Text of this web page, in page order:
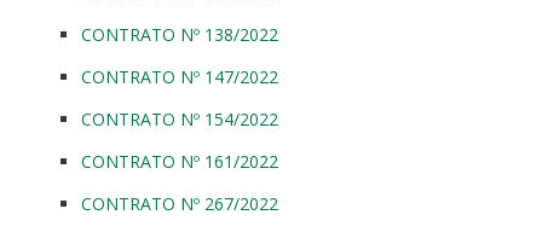
CONTRATO Nº 138/2022
CONTRATO Nº 147/2022
CONTRATO Nº 154/2022
CONTRATO Nº 161/2022
CONTRATO Nº 267/2022